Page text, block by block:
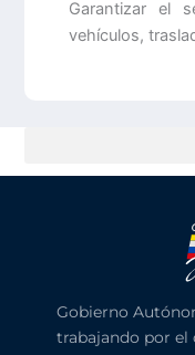
Garantizar el
vehículos,
Gobierno
trabajando por el